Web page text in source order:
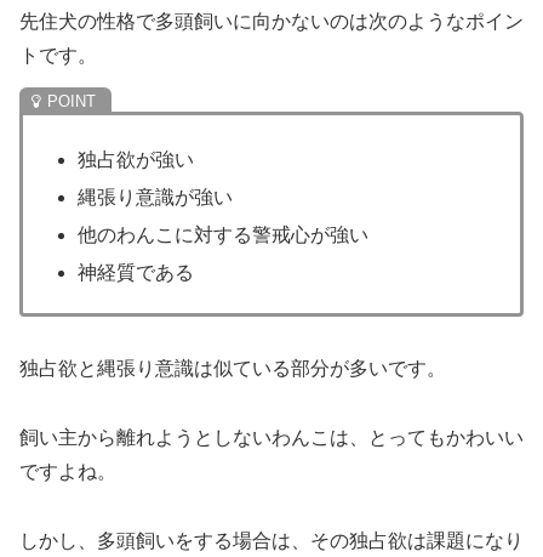
先住犬の性格で多頭飼いに向かないのは次のようなポイン
トです。
独占欲が強い
縄張り意識が強い
他のわんこに対する警戒心が強い
神経質である
独占欲と縄張り意識は似ている部分が多いです。
飼い主から離れようとしないわんこは、とってもかわいい
ですよね。
しかし、多頭飼いをする場合は、その独占欲は課題になり